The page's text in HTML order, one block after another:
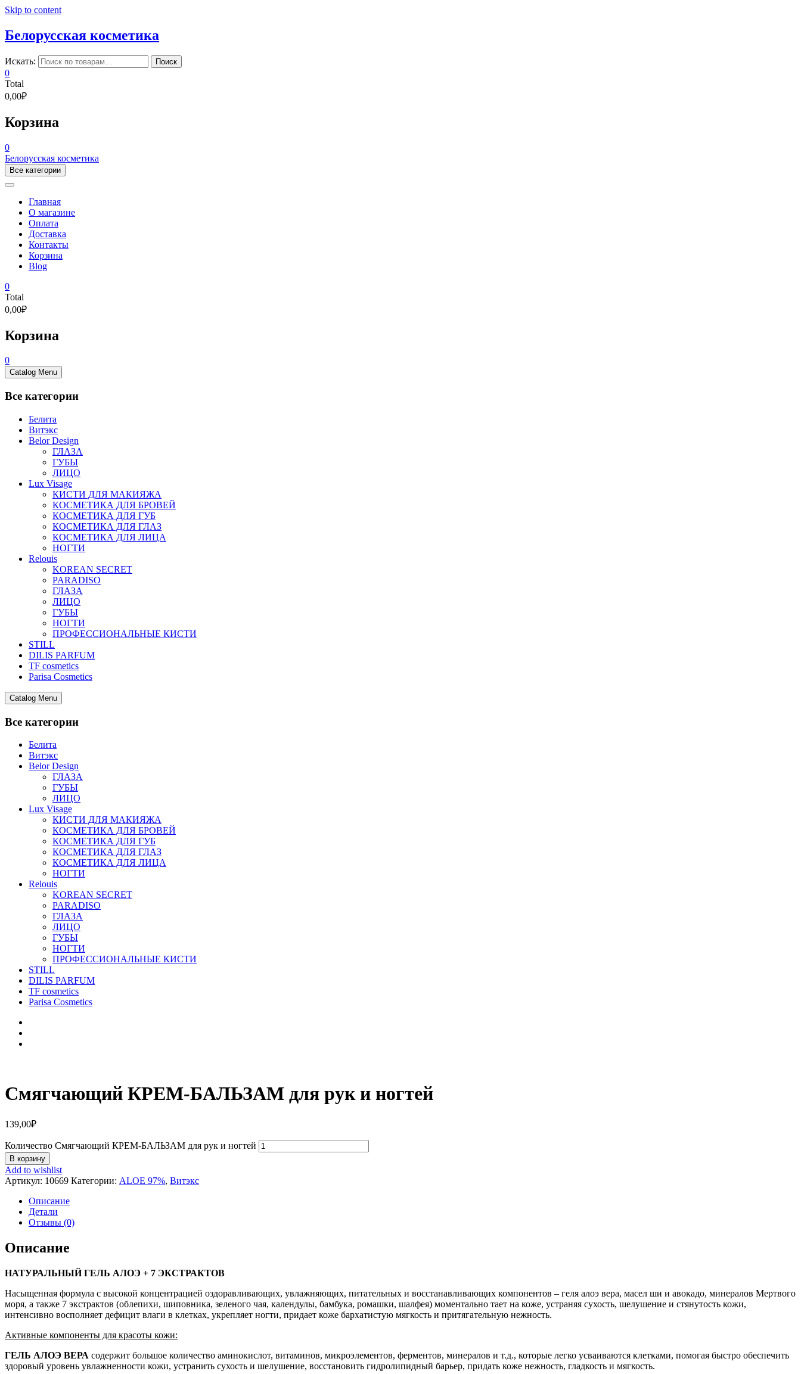
Skip to content
Белорусская косметика
Искать: Поиск
0
Total
0,00₽
Корзина
0
Белорусская косметика
Все категории
Главная
О магазине
Оплата
Доставка
Контакты
Корзина
Blog
0
Total
0,00₽
Корзина
0
Catalog Menu
Все категории
Белита
Витэкс
Belor Design
ГЛАЗА
ГУБЫ
ЛИЦО
Lux Visage
КИСТИ ДЛЯ МАКИЯЖА
КОСМЕТИКА ДЛЯ БРОВЕЙ
КОСМЕТИКА ДЛЯ ГУБ
КОСМЕТИКА ДЛЯ ГЛАЗ
КОСМЕТИКА ДЛЯ ЛИЦА
НОГТИ
Relouis
KOREAN SECRET
PARADISO
ГЛАЗА
ЛИЦО
ГУБЫ
НОГТИ
ПРОФЕССИОНАЛЬНЫЕ КИСТИ
STILL
DILIS PARFUM
TF cosmetics
Parisa Cosmetics
Catalog Menu
Все категории
Белита
Витэкс
Belor Design
ГЛАЗА
ГУБЫ
ЛИЦО
Lux Visage
КИСТИ ДЛЯ МАКИЯЖА
КОСМЕТИКА ДЛЯ БРОВЕЙ
КОСМЕТИКА ДЛЯ ГУБ
КОСМЕТИКА ДЛЯ ГЛАЗ
КОСМЕТИКА ДЛЯ ЛИЦА
НОГТИ
Relouis
KOREAN SECRET
PARADISO
ГЛАЗА
ЛИЦО
ГУБЫ
НОГТИ
ПРОФЕССИОНАЛЬНЫЕ КИСТИ
STILL
DILIS PARFUM
TF cosmetics
Parisa Cosmetics
Смягчающий КРЕМ-БАЛЬЗАМ для рук и ногтей
139,00₽
Количество Смягчающий КРЕМ-БАЛЬЗАМ для рук и ногтей
В корзину
Add to wishlist
Артикул: 10669 Категории: ALOE 97%, Витэкс
Описание
Детали
Отзывы (0)
Описание
НАТУРАЛЬНЫЙ ГЕЛЬ АЛОЭ + 7 ЭКСТРАКТОВ
Насыщенная формула с высокой концентрацией оздоравливающих, увлажняющих, питательных и восстанавливающих компонентов – геля алоэ вера, масел ши и авокадо, минералов Мертвого
моря, а также 7 экстрактов (облепихи, шиповника, зеленого чая, календулы, бамбука, ромашки, шалфея) моментально тает на коже, устраняя сухость, шелушение и стянутость кожи,
интенсивно восполняет дефицит влаги в клетках, укрепляет ногти, придает коже бархатистую мягкость и притягательную нежность.
Активные компоненты для красоты кожи:
ГЕЛЬ АЛОЭ ВЕРА содержит большое количество аминокислот, витаминов, микроэлементов, ферментов, минералов и т.д., которые легко усваиваются клетками, помогая быстро обеспечить
здоровый уровень увлажненности кожи, устранить сухость и шелушение, восстановить гидролипидный барьер, придать коже нежность, гладкость и мягкость.